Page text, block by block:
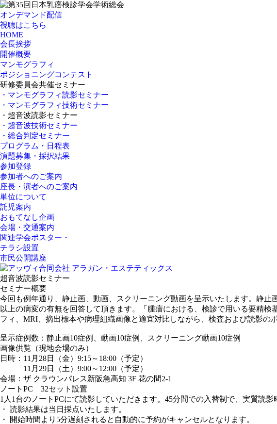
オンデマンド配信
視聴はこちら
HOME
会長挨拶
開催概要
マンモグラフィ
ポジショニングコンテスト
研修委員会共催セミナー
・マンモグラフィ読影セミナー
・マンモグラフィ技術セミナー
・超音波読影セミナー
・超音波技術セミナー
・総合判定セミナー
プログラム・日程表
演題募集・採択結果
参加登録
参加者へのご案内
座長・演者へのご案内
単位について
託児案内
おもてなし企画
会場・交通案内
関連学会ポスター・
チラシ設置
市民公開講座
超音波読影セミナー
セミナー概要
今回も例年通り、静止画、動画、スクリーニング動画を呈示いたします。静
以上の病変の有無を回答して頂きます。「腫瘤における、検診で用いる要精
フィ、MRI、摘出標本や病理組織画像と適宜対比しながら、検査および読影の
呈示症例数：静止画10症例、動画10症例、スクリーニング動画10症例
画像供覧（現地会場のみ）
日時：11月28日（金）9:15～18:00（予定）
11月29日（土）9:00～12:00（予定）
会場：ザ クラウンパレス新阪急高知 3F 花の間2-1
ノートPC 32セット設置
1人1台のノートPCにて読影していただきます。45分間での入替制で、実質読影
・ 読影結果は当日採点いたします。
・
開始時間より5分遅刻されると自動的に予約がキャンセルとなります。